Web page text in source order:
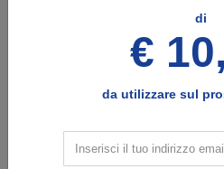
Timer da cucina
Timer da cucina in ABS con finitura in
Spedizione gratuita
di
€
da utilizzare sul